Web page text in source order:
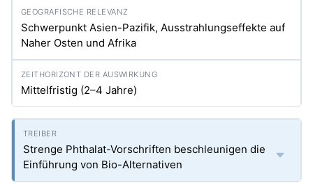
Schwerpunkt Asien-Pazifik, Ausstrahlungseffekte auf
Naher Osten und Afrika
Mittelfristig (2–4 Jahre)
Strenge Phthalat-Vorschriften beschleunigen die
Einführung von Bio-Alternativen